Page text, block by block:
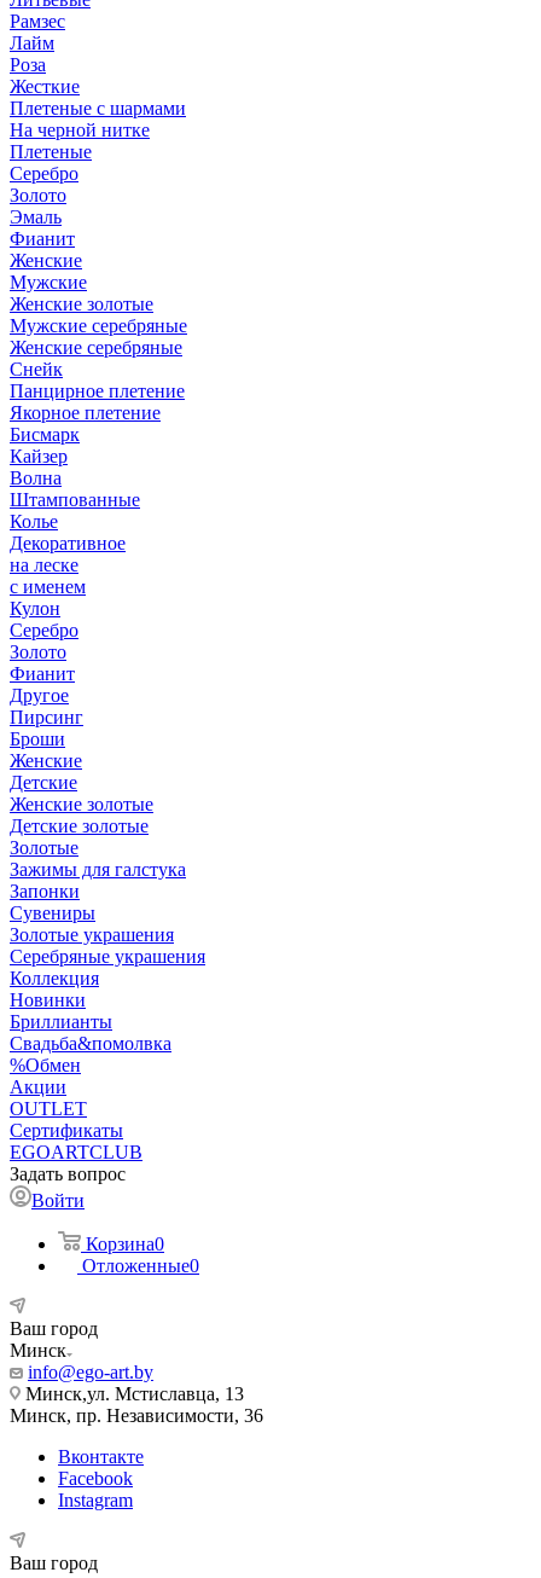
Рамзес
Лайм
Роза
Жесткие
Плетеные с шармами
На черной нитке
Плетеные
Серебро
Золото
Эмаль
Фианит
Женские
Мужские
Женские золотые
Мужские серебряные
Женские серебряные
Снейк
Панцирное плетение
Якорное плетение
Бисмарк
Кайзер
Волна
Штампованные
Колье
Декоративное
на леске
с именем
Кулон
Серебро
Золото
Фианит
Другое
Пирсинг
Броши
Женские
Детские
Женские золотые
Детские золотые
Золотые
Зажимы для галстука
Запонки
Сувениры
Золотые украшения
Серебряные украшения
Коллекция
Новинки
Бриллианты
Свадьба&помолвка
%Обмен
Акции
OUTLET
Сертификаты
EGOARTCLUB
Задать вопрос
Войти
Корзина0
Отложенные0
Ваш город
Минск
info@ego-art.by
Минск,ул. Мстиславца, 13
Минск, пр. Независимости, 36
Вконтакте
Facebook
Instagram
Ваш город